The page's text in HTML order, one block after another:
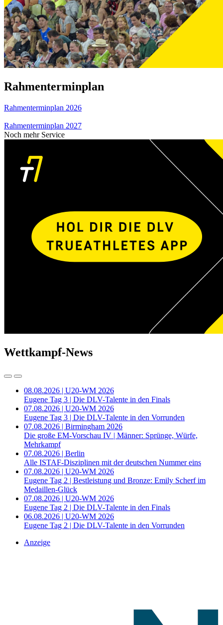
Rahmenterminplan
Rahmenterminplan 2026
Rahmenterminplan 2027
Noch mehr Service
Wettkampf-News
08.08.2026 | U20-WM 2026
Eugene Tag 3 | Die DLV-Talente in den Finals
07.08.2026 | U20-WM 2026
Eugene Tag 3 | Die DLV-Talente in den Vorrunden
07.08.2026 | Birmingham 2026
Die große EM-Vorschau IV | Männer: Sprünge, Würfe,
Mehrkampf
07.08.2026 | Berlin
Alle ISTAF-Disziplinen mit der deutschen Nummer eins
07.08.2026 | U20-WM 2026
Eugene Tag 2 | Bestleistung und Bronze: Emily Scherf im
Medaillen-Glück
07.08.2026 | U20-WM 2026
Eugene Tag 2 | Die DLV-Talente in den Finals
06.08.2026 | U20-WM 2026
Eugene Tag 2 | Die DLV-Talente in den Vorrunden
Anzeige